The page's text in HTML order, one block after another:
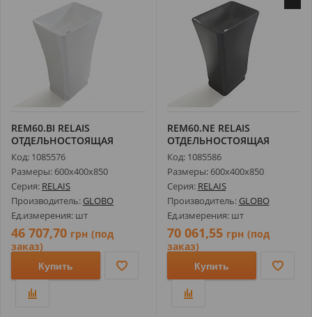
REM60.BI RELAIS
ОТДЕЛЬНОСТОЯЩАЯ
РАКОВИНА,
МОНОЛИТНАЯ...
Код: 1085576
Размеры: 600х400х850
Серия: RELAIS
Производитель: GLOBO
Ед.измерения: шт
46 707,70 грн (под
заказ)
Купить
REM60.NE RELAIS
ОТДЕЛЬНОСТОЯЩАЯ
РАКОВИНА,
МОНОЛИТНАЯ...
Код: 1085586
Размеры: 600х400х850
Серия: RELAIS
Производитель: GLOBO
Ед.измерения: шт
70 061,55 грн (под
заказ)
Купить